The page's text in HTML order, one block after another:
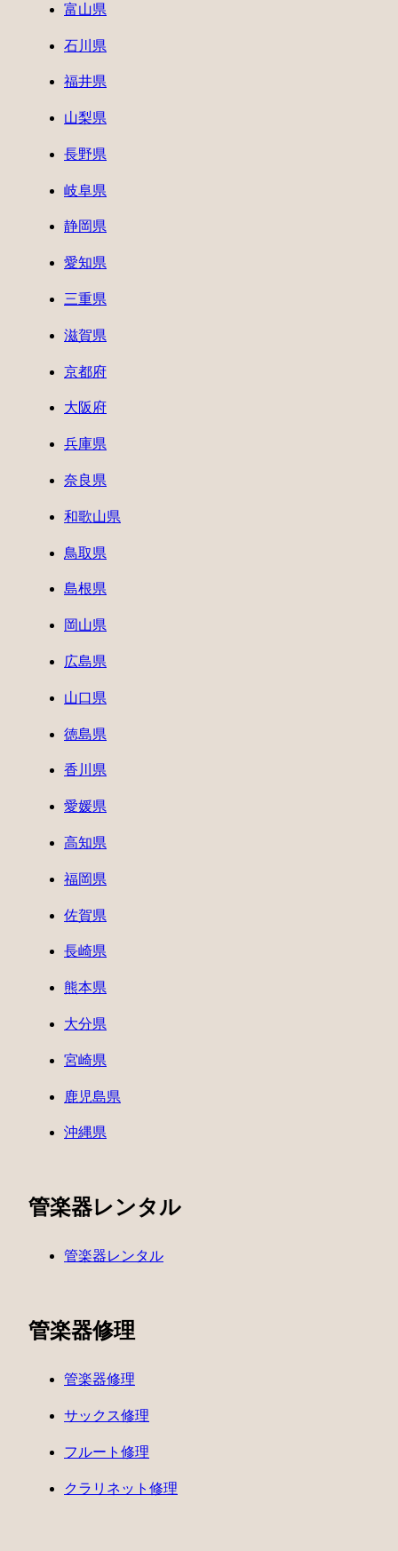
富山県
石川県
福井県
山梨県
長野県
岐阜県
静岡県
愛知県
三重県
滋賀県
京都府
大阪府
兵庫県
奈良県
和歌山県
鳥取県
島根県
岡山県
広島県
山口県
徳島県
香川県
愛媛県
高知県
福岡県
佐賀県
長崎県
熊本県
大分県
宮崎県
鹿児島県
沖縄県
管楽器レンタル
管楽器レンタル
管楽器修理
管楽器修理
サックス修理
フルート修理
クラリネット修理